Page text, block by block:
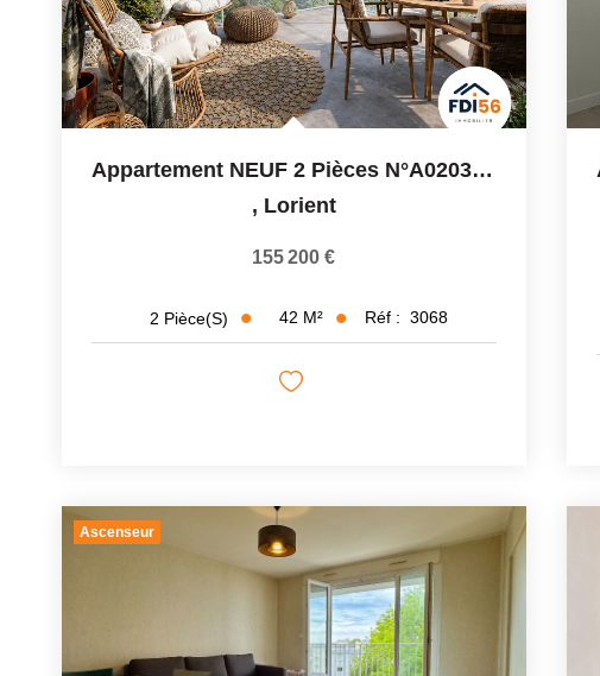
Appartement NEUF 2 Pièces N°A0203 - 42 M² - 1155 200€ ...
, Lorient
155 200 €
2 Pièce(s) 42 M² Réf : 3068
Ascenseur